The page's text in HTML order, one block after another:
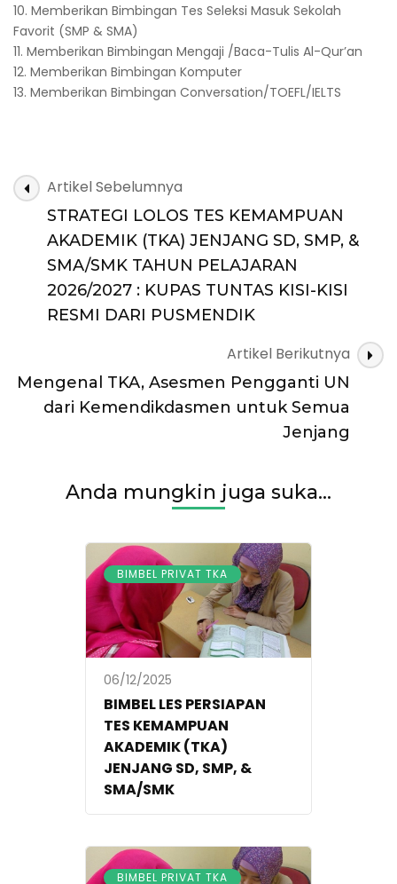
10. Memberikan Bimbingan Tes Seleksi Masuk Sekolah
Favorit (SMP & SMA)
11. Memberikan Bimbingan Mengaji /Baca-Tulis Al-Qur’an
12. Memberikan Bimbingan Komputer
13. Memberikan Bimbingan Conversation/TOEFL/IELTS
Navigasi
Artikel
Artikel Sebelumnya
STRATEGI LOLOS TES KEMAMPUAN
AKADEMIK (TKA) JENJANG SD, SMP, &
SMA/SMK TAHUN PELAJARAN
2026/2027 : KUPAS TUNTAS KISI-KISI
RESMI DARI PUSMENDIK
Artikel Berikutnya
Mengenal TKA, Asesmen Pengganti UN
dari Kemendikdasmen untuk Semua
Jenjang
Anda mungkin juga suka...
BIMBEL PRIVAT TKA
06/12/2025
BIMBEL LES PERSIAPAN
TES KEMAMPUAN
AKADEMIK (TKA)
JENJANG SD, SMP, &
SMA/SMK
BIMBEL PRIVAT TKA